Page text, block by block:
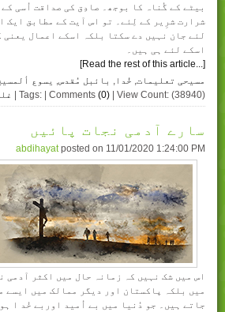
بیٹے کے گُناہ کا بوجھ۔ صادِق کی صداقت اُسی
شرارت شرِیر کے لِئے۔ تو اس آیت کے مطابق ایک
لئے جان نہیں دے سکتا بلکہ اسکے اعمال
اسکے لئے ہی ہیں۔
[Read the rest of this article...]
مسیحی تعلیمات, خُدا , بائبل مُقدس, یسوع
| Tags: | Comments (0) | View Count: (38940)
سارے آدمی نجات پائیں
abdihayatposted on 11/01/2020 1:24:00 PM
اس میں شک نہیں کہ زمانہ حال میں اکثر آدمی
میں بلکہ پاکستان اور دیگر ممالک میں ایسے
جاتے ہیں۔ جو دُنیا میں بے اُمید اوربے خُد ا